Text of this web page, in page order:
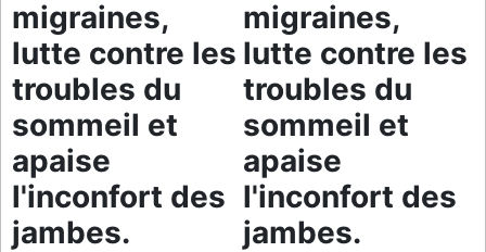
migraines,
lutte contre les
troubles du
sommeil et
apaise
l'inconfort des
jambes.
migraines,
lutte contre les
troubles du
sommeil et
apaise
l'inconfort des
jambes.